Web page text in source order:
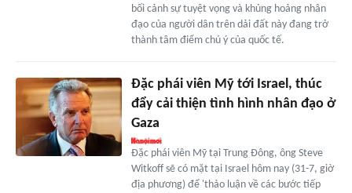
bối cảnh sự tuyệt vọng và khủng hoảng nhân
đạo của người dân trên dải đất này đang trở
thành tâm điểm chú ý của quốc tế.
Đặc phái viên Mỹ tới Israel, thúc
đẩy cải thiện tình hình nhân đạo ở
Gaza
Đặc phái viên Mỹ tại Trung Đông, ông Steve
Witkoff sẽ có mặt tại Israel hôm nay (31-7, giờ
địa phương) để 'thảo luận về các bước tiếp